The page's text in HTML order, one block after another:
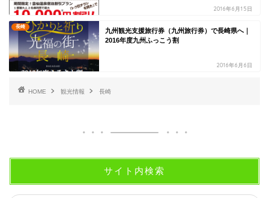
2016年6月15日
長崎
九州観光支援旅行券（九州旅行券）で長崎県へ｜
2016年度九州ふっこう割
2016年6月6日
HOME 観光情報 長崎
サイト内検索